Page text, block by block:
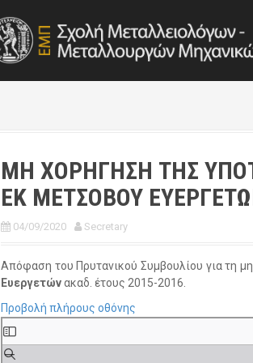
ΜΗ ΧΟΡΗΓΗΣΗ ΤΗΣ
ΕΚ ΜΕΤΣΟΒΟΥ
04/09/2020 Secretary
Απόφαση του Πρυτανικού Συμβουλίου για τη
Ευεργετώνακαδ. έτους 2015-2016.
Προβολή πλήρους οθόνης
S
k